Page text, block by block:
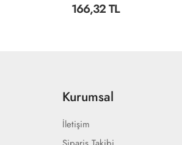
166,32 TL
Kurumsal
İletişim